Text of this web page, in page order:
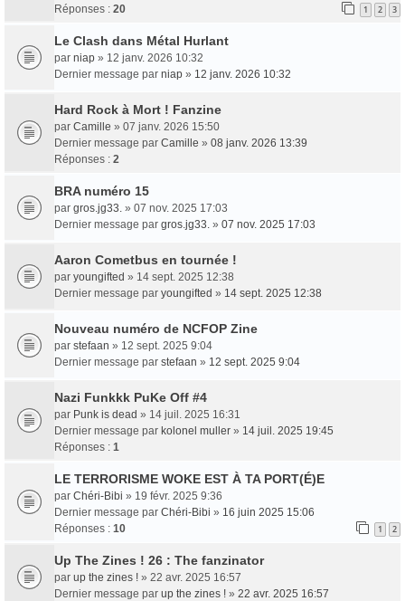
Réponses : 20 1 2 3
Le Clash dans Métal Hurlant
par niap » 12 janv. 2026 10:32
Dernier message par niap » 12 janv. 2026 10:32
Hard Rock à Mort ! Fanzine
par Camille » 07 janv. 2026 15:50
Dernier message par Camille » 08 janv. 2026 13:39
Réponses : 2
BRA numéro 15
par gros.jg33. » 07 nov. 2025 17:03
Dernier message par gros.jg33. » 07 nov. 2025 17:03
Aaron Cometbus en tournée !
par youngifted » 14 sept. 2025 12:38
Dernier message par youngifted » 14 sept. 2025 12:38
Nouveau numéro de NCFOP Zine
par stefaan » 12 sept. 2025 9:04
Dernier message par stefaan » 12 sept. 2025 9:04
Nazi Funkkk PuKe Off #4
par Punk is dead » 14 juil. 2025 16:31
Dernier message par kolonel muller » 14 juil. 2025 19:45
Réponses : 1
LE TERRORISME WOKE EST À TA PORT(É)E
par Chéri-Bibi » 19 févr. 2025 9:36
Dernier message par Chéri-Bibi » 16 juin 2025 15:06
Réponses : 10 1 2
Up The Zines ! 26 : The fanzinator
par up the zines ! » 22 avr. 2025 16:57
Dernier message par up the zines ! » 22 avr. 2025 16:57